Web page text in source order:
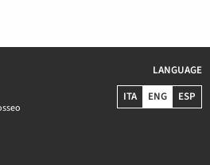
LANGUAGE
ITA
ENG ESP